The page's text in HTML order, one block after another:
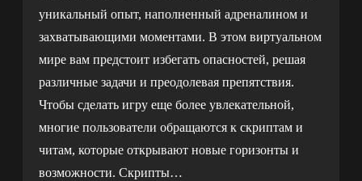
уникальный опыт, наполненный адреналином и
захватывающими моментами. В этом виртуальном
мире вам предстоит избегать опасностей, решая
различные задачи и преодолевая препятствия.
Чтобы сделать игру еще более увлекательной,
многие пользователи обращаются к скриптам и
читам, которые открывают новые горизонты и
возможности. Скрипты…